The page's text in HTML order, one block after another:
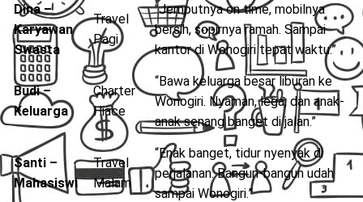
Dina –
Karyawan
Swasta
Travel
Pagi
“Jemputnya on time, mobilnya
bersih, sopirnya ramah. Sampai
kantor di Wonogiri tepat waktu.”
Budi –
Keluarga
Charter
Hiace
“Bawa keluarga besar liburan ke
Wonogiri. Nyaman, lega, dan anak-
anak senang banget di jalan.”
Santi –
Mahasiswi
Travel
Malam
“Enak banget, tidur nyenyak di
perjalanan. Bangun-bangun udah
sampai Wonogiri.”